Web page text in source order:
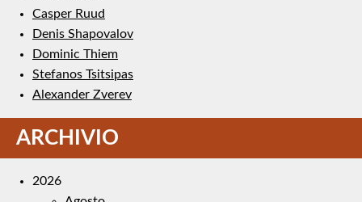
Casper Ruud
Denis Shapovalov
Dominic Thiem
Stefanos Tsitsipas
Alexander Zverev
ARCHIVIO
2026